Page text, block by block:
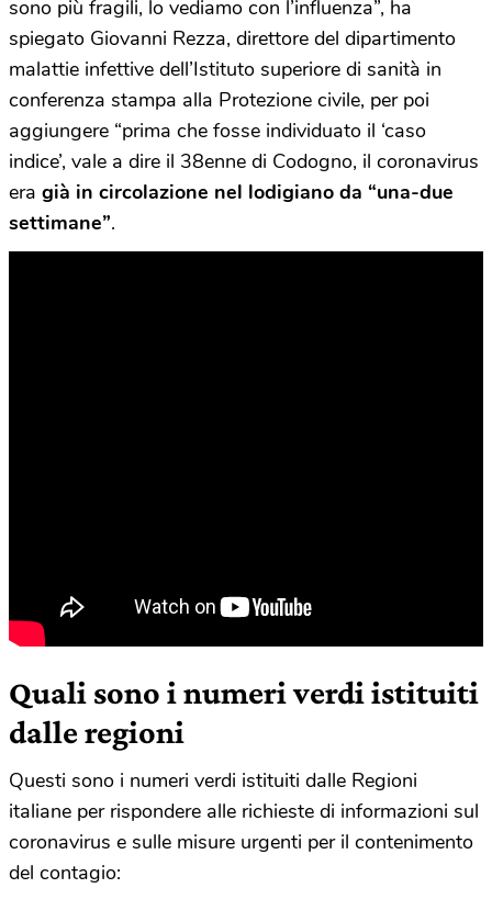
sono più fragili, lo vediamo con l’influenza”, ha
spiegato Giovanni Rezza, direttore del dipartimento
malattie infettive dell’Istituto superiore di sanità in
conferenza stampa alla Protezione civile, per poi
aggiungere “prima che fosse individuato il ‘caso
indice’, vale a dire il 38enne di Codogno, il coronavirus
era già in circolazione nel lodigiano da “una-due
settimane”.
Quali sono i numeri verdi istituiti
dalle regioni
Questi sono i numeri verdi istituiti dalle Regioni
italiane per rispondere alle richieste di informazioni sul
coronavirus e sulle misure urgenti per il contenimento
del contagio: